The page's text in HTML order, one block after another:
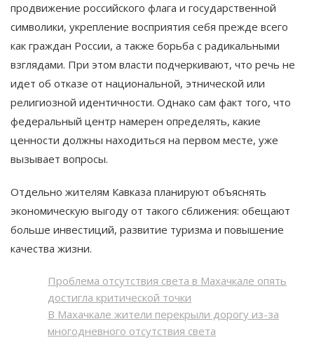
продвижение российского флага и государственной
символики, укрепление восприятия себя прежде всего
как граждан России, а также борьба с радикальными
взглядами. При этом власти подчеркивают, что речь не
идет об отказе от национальной, этнической или
религиозной идентичности. Однако сам факт того, что
федеральный центр намерен определять, какие
ценности должны находиться на первом месте, уже
вызывает вопросы.
Отдельно жителям Кавказа планируют объяснять
экономическую выгоду от такого сближения: обещают
больше инвестиций, развитие туризма и повышение
качества жизни.
Проблема отсутствия света в Махачкале опять
достигла критической точки
В Махачкале жители перекрыли дорогу из-за
многодневного отсутствия света